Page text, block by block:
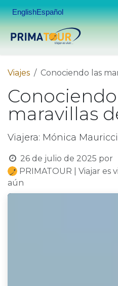
EnglishEspañol
Viajes Conociendo las
maravillas
Viajera: Mónica Mauricci
26 de julio de 2025 por
PRIMATOUR | Viajar es
aún